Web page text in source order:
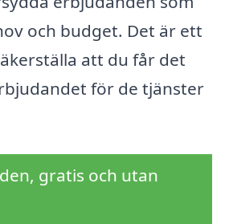
och budget. Det är ett
att du får det
för de tjänster
gratis och utan